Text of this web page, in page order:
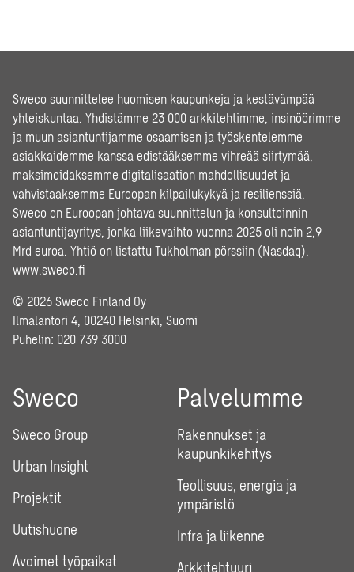
Sweco suunnittelee huomisen kaupunkeja ja kestävämpää
yhteiskuntaa. Yhdistämme 23 000 arkkitehtimme, insinöörimme
ja muun asiantuntijamme osaamisen ja työskentelemme
asiakkaidemme kanssa edistääksemme vihreää siirtymää,
maksimoidaksemme digitalisaation mahdollisuudet ja
vahvistaaksemme Euroopan kilpailukykyä ja resilienssiä.
Sweco on Euroopan johtava suunnittelun ja konsultoinnin
asiantuntijayritys, jonka liikevaihto vuonna 2025 oli noin 2,9
Mrd euroa. Yhtiö on listattu Tukholman pörssiin (Nasdaq).
www.sweco.fi
© 2026 Sweco Finland Oy
Ilmalantori 4, 00240 Helsinki, Suomi
Puhelin: 020 739 3000
Sweco
Sweco Group
Urban Insight
Projektit
Uutishuone
Avoimet työpaikat
Palvelumme
Rakennukset ja
kaupunkikehitys
Teollisuus, energia ja
ympäristö
Infra ja liikenne
Arkkitehtuuri